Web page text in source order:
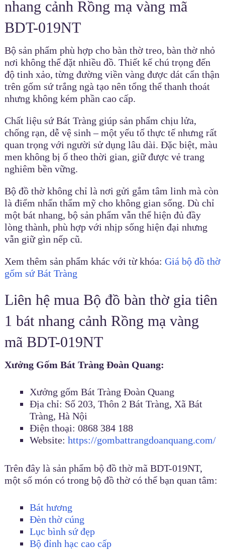
nhang cảnh Rồng mạ vàng mã
BDT-019NT
Bộ sản phẩm phù hợp cho bàn thờ treo, bàn thờ nhỏ
nơi không thể đặt nhiều đồ. Thiết kế chú trọng đến
độ tinh xảo, từng đường viền vàng được dát cẩn thận
trên gốm sứ trắng ngà tạo nên tổng thể thanh thoát
nhưng không kém phần cao cấp.
Chất liệu sứ Bát Tràng giúp sản phẩm chịu lửa,
chống rạn, dễ vệ sinh – một yếu tố thực tế nhưng rất
quan trọng với người sử dụng lâu dài. Đặc biệt, màu
men không bị ố theo thời gian, giữ được vẻ trang
nghiêm bền vững.
Bộ đồ thờ không chỉ là nơi gửi gắm tâm linh mà còn
là điểm nhấn thẩm mỹ cho không gian sống. Dù chỉ
một bát nhang, bộ sản phẩm vẫn thể hiện đủ đầy
lòng thành, phù hợp với nhịp sống hiện đại nhưng
vẫn giữ gìn nếp cũ.
Xem thêm sản phẩm khác với từ khóa: Giá bộ đồ thờ
gốm sứ Bát Tràng
Liên hệ mua Bộ đồ bàn thờ gia tiên
1 bát nhang cảnh Rồng mạ vàng
mã BDT-019NT
Xưởng Gốm Bát Tràng Đoàn Quang:
Xưởng gốm Bát Tràng Đoàn Quang
Địa chỉ: Số 203, Thôn 2 Bát Tràng, Xã Bát
Tràng, Hà Nội
Điện thoại: 0868 384 188
Website: https://gombattrangdoanquang.com/
Trên đây là sản phẩm bộ đồ thờ mã BDT-019NT,
một số món có trong bộ đồ thờ có thể bạn quan tâm:
Bát hương
Đèn thờ cúng
Lục bình sứ đẹp
Bộ đỉnh hạc cao cấp